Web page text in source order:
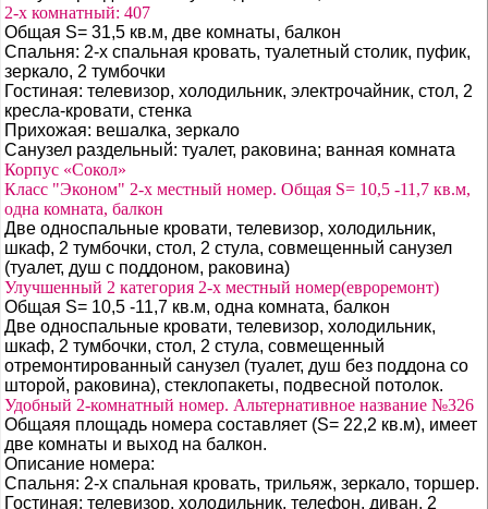
2-х комнатный: 407
Общая S= 31,5 кв.м, две комнаты, балкон
Спальня: 2-х спальная кровать, туалетный столик, пуфик,
зеркало, 2 тумбочки
Гостиная: телевизор, холодильник, электрочайник, стол, 2
кресла-кровати, стенка
Прихожая: вешалка, зеркало
Санузел раздельный: туалет, раковина; ванная комната
Корпус «Сокол»
Класс "Эконом" 2-х местный номер. Общая S= 10,5 -11,7 кв.м,
одна комната, балкон
Две односпальные кровати, телевизор, холодильник,
шкаф, 2 тумбочки, стол, 2 стула, совмещенный санузел
(туалет, душ с поддоном, раковина)
Улучшенный 2 категория 2-х местный номер(евроремонт)
Общая S= 10,5 -11,7 кв.м, одна комната, балкон
Две односпальные кровати, телевизор, холодильник,
шкаф, 2 тумбочки, стол, 2 стула, совмещенный
отремонтированный санузел (туалет, душ без поддона со
шторой, раковина), стеклопакеты, подвесной потолок.
Удобный 2-комнатный номер. Альтернативное название №326
Общаяя площадь номера составляет (S= 22,2 кв.м), имеет
две комнаты и выход на балкон.
Описание номера:
Спальня: 2-х спальная кровать, трильяж, зеркало, торшер.
Гостиная: телевизор, холодильник, телефон, диван, 2